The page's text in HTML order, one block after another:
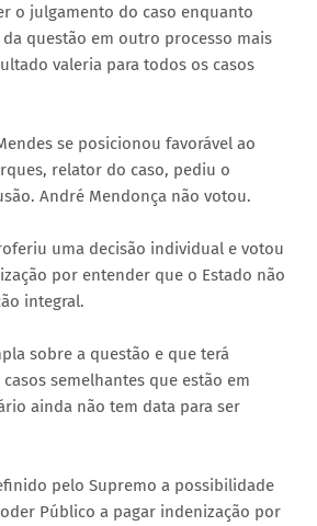
o julgamento do caso enquanto
questão em outro processo mais
valeria para todos os casos
se posicionou favorável ao
relator do caso, pediu o
André Mendonça não votou.
uma decisão individual e votou
por entender que o Estado não
integral.
sobre a questão e que terá
semelhantes que estão em
ainda não tem data para ser
pelo Supremo a possibilidade
Público a pagar indenização por